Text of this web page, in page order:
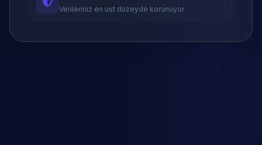
Verileriniz en üst düzeyde korunuyor